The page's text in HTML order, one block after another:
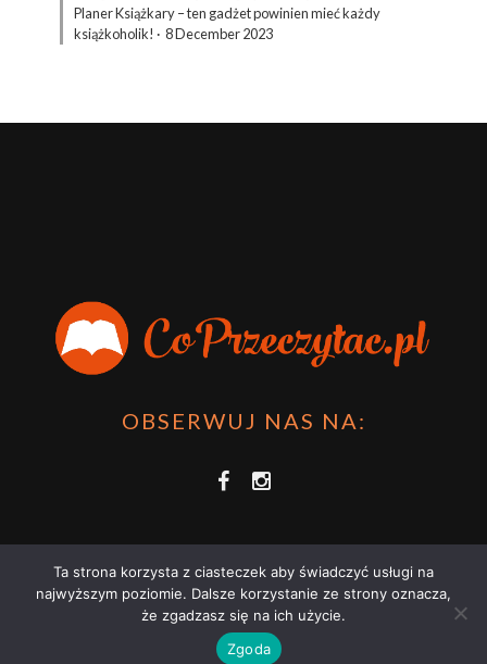
Planer Książkary – ten gadżet powinien mieć każdy
książkoholik! · 8 December 2023
OBSERWUJ NAS NA:
COPRZECZYTAĆ.PL 2021 | STRONA WYKORZYSTUJE PLIKI COOKIES |
POLITYKĄ PRYWATNOŚCI
Ta strona korzysta z ciasteczek aby świadczyć usługi na
najwyższym poziomie. Dalsze korzystanie ze strony oznacza,
że zgadzasz się na ich użycie.
Zgoda